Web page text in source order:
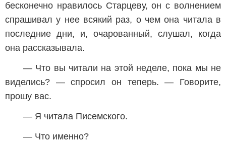
бесконечно нравилось Старцеву, он с волнением
спрашивал у нее всякий раз, о чем она читала в
последние дни, и, очарованный, слушал, когда
она рассказывала.
— Что вы читали на этой неделе, пока мы не
виделись? — спросил он теперь. — Говорите,
прошу вас.
— Я читала Писемского.
— Что именно?